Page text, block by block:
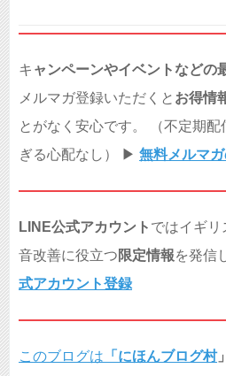
キ ャンペーンやイベントなどの
メルマガ登録いただくと お得情
とがなく安心です。 （不定期
ぎる心配なし） ▶︎ 無料メルマ
LINE公式アカウント ではイギリ
音改善に役立つ 限定情報を発信
式アカウント登録
このブログは 「 にほんブログ村」